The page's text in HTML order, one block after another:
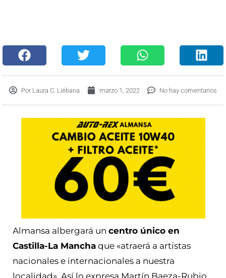
Por Laura C. Liébana marzo 1, 2022 No hay comentarios
Almansa albergará un centro único en
Castilla-La Mancha que «atraerá a artistas
nacionales e internacionales a nuestra
localidad». Así lo expresa Martín Baeza-Rubio